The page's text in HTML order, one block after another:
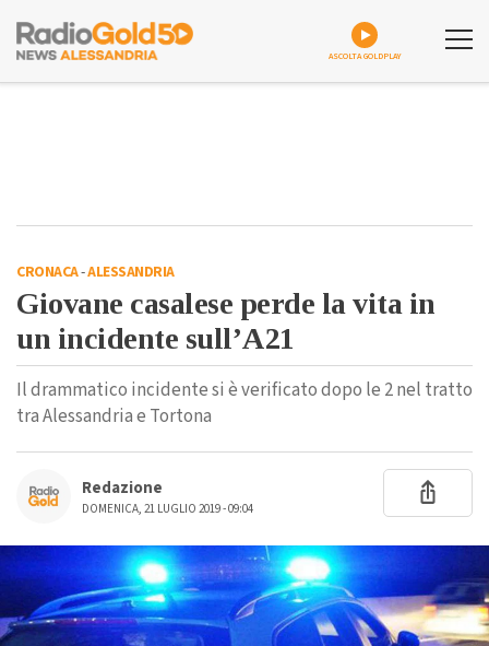
ASCOLTA GOLDPLAY
CRONACA-ALESSANDRIA
Giovane casalese perde la vita in
un incidente sull’A21
Il drammatico incidente si è verificato dopo le 2 nel tratto
tra Alessandria e Tortona
Redazione
DOMENICA, 21 LUGLIO 2019 - 09:04